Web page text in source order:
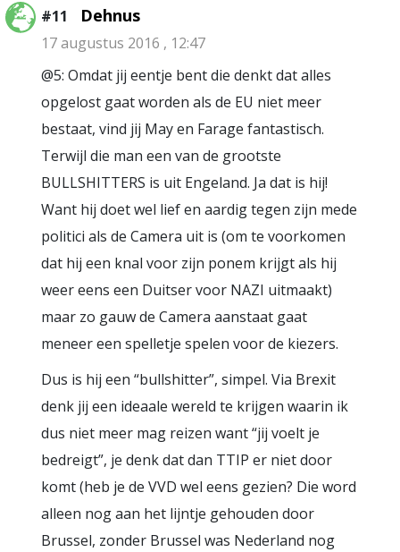
#11 Dehnus
17 augustus 2016 , 12:47
@5: Omdat jij eentje bent die denkt dat alles
opgelost gaat worden als de EU niet meer
bestaat, vind jij May en Farage fantastisch.
Terwijl die man een van de grootste
BULLSHITTERS is uit Engeland. Ja dat is hij!
Want hij doet wel lief en aardig tegen zijn mede
politici als de Camera uit is (om te voorkomen
dat hij een knal voor zijn ponem krijgt als hij
weer eens een Duitser voor NAZI uitmaakt)
maar zo gauw de Camera aanstaat gaat
meneer een spelletje spelen voor de kiezers.
Dus is hij een “bullshitter”, simpel. Via Brexit
denk jij een ideaale wereld te krijgen waarin ik
dus niet meer mag reizen want “jij voelt je
bedreigt”, je denk dat dan TTIP er niet door
komt (heb je de VVD wel eens gezien? Die word
alleen nog aan het lijntje gehouden door
Brussel, zonder Brussel was Nederland nog